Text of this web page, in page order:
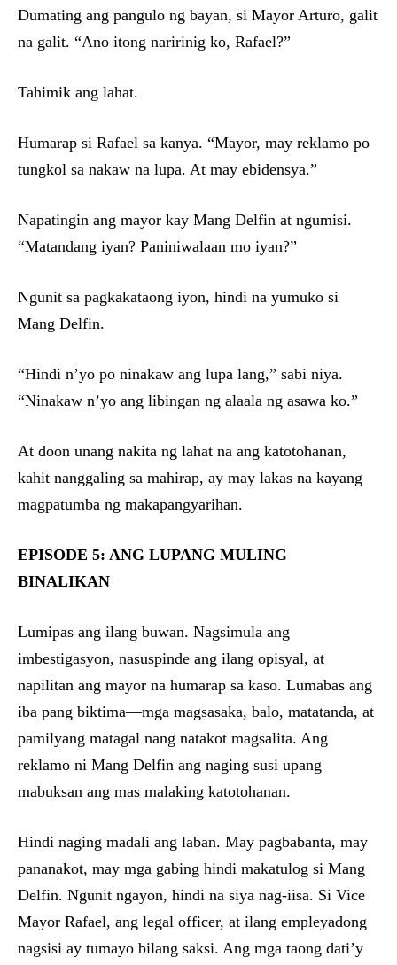
Dumating ang pangulo ng bayan, si Mayor Arturo, galit
na galit. “Ano itong naririnig ko, Rafael?”
Tahimik ang lahat.
Humarap si Rafael sa kanya. “Mayor, may reklamo po
tungkol sa nakaw na lupa. At may ebidensya.”
Napatingin ang mayor kay Mang Delfin at ngumisi.
“Matandang iyan? Paniniwalaan mo iyan?”
Ngunit sa pagkakataong iyon, hindi na yumuko si
Mang Delfin.
“Hindi n’yo po ninakaw ang lupa lang,” sabi niya.
“Ninakaw n’yo ang libingan ng alaala ng asawa ko.”
At doon unang nakita ng lahat na ang katotohanan,
kahit nanggaling sa mahirap, ay may lakas na kayang
magpatumba ng makapangyarihan.
EPISODE 5: ANG LUPANG MULING
BINALIKAN
Lumipas ang ilang buwan. Nagsimula ang
imbestigasyon, nasuspinde ang ilang opisyal, at
napilitan ang mayor na humarap sa kaso. Lumabas ang
iba pang biktima—mga magsasaka, balo, matatanda, at
pamilyang matagal nang natakot magsalita. Ang
reklamo ni Mang Delfin ang naging susi upang
mabuksan ang mas malaking katotohanan.
Hindi naging madali ang laban. May pagbabanta, may
pananakot, may mga gabing hindi makatulog si Mang
Delfin. Ngunit ngayon, hindi na siya nag-iisa. Si Vice
Mayor Rafael, ang legal officer, at ilang empleyadong
nagsisi ay tumayo bilang saksi. Ang mga taong dati’y